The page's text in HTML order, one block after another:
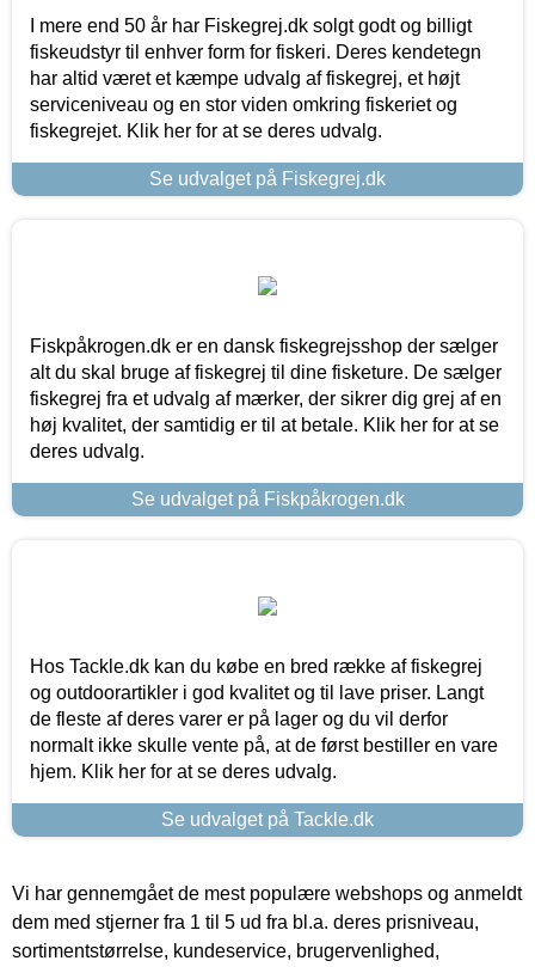
I mere end 50 år har Fiskegrej.dk solgt godt og billigt
fiskeudstyr til enhver form for fiskeri. Deres kendetegn
har altid været et kæmpe udvalg af fiskegrej, et højt
serviceniveau og en stor viden omkring fiskeriet og
fiskegrejet. Klik her for at se deres udvalg.
Se udvalget på Fiskegrej.dk
Fiskpåkrogen.dk er en dansk fiskegrejsshop der sælger
alt du skal bruge af fiskegrej til dine fisketure. De sælger
fiskegrej fra et udvalg af mærker, der sikrer dig grej af en
høj kvalitet, der samtidig er til at betale. Klik her for at se
deres udvalg.
Se udvalget på Fiskpåkrogen.dk
Hos Tackle.dk kan du købe en bred række af fiskegrej
og outdoorartikler i god kvalitet og til lave priser. Langt
de fleste af deres varer er på lager og du vil derfor
normalt ikke skulle vente på, at de først bestiller en vare
hjem. Klik her for at se deres udvalg.
Se udvalget på Tackle.dk
Vi har gennemgået de mest populære webshops og anmeldt
dem med stjerner fra 1 til 5 ud fra bl.a. deres prisniveau,
sortimentstørrelse, kundeservice, brugervenlighed,